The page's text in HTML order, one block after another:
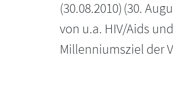
(30.08.2010) (30.
von u.a. HIV/Aids
Millenniumsziel der